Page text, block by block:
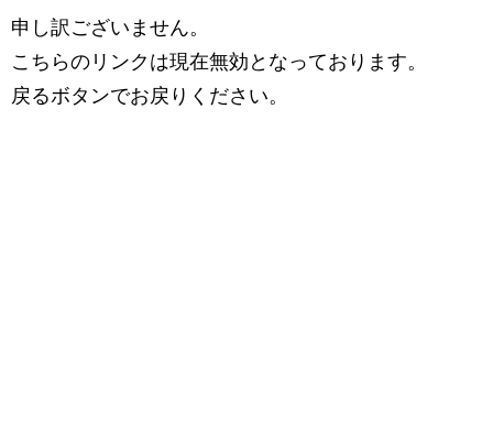
申し訳ございません。
こちらのリンクは現在無効となっております。
戻るボタンでお戻りください。